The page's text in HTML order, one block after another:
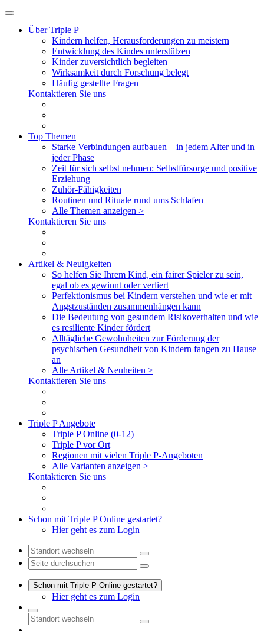
Über Triple P
Kindern helfen, Herausforderungen zu meistern
Entwicklung des Kindes unterstützen
Kinder zuversichtlich begleiten
Wirksamkeit durch Forschung belegt
Häufig gestellte Fragen
Kontaktieren Sie uns
Top Themen
Starke Verbindungen aufbauen – in jedem Alter und in
jeder Phase
Zeit für sich selbst nehmen: Selbstfürsorge und positive
Erziehung
Zuhör-Fähigkeiten
Routinen und Rituale rund ums Schlafen
Alle Themen anzeigen >
Kontaktieren Sie uns
Artikel & Neuigkeiten
So helfen Sie Ihrem Kind, ein fairer Spieler zu sein,
egal ob es gewinnt oder verliert
Perfektionismus bei Kindern verstehen und wie er mit
Angstzuständen zusammenhängen kann
Die Bedeutung von gesundem Risikoverhalten und wie
es resiliente Kinder fördert
Alltägliche Gewohnheiten zur Förderung der
psychischen Gesundheit von Kindern fangen zu Hause
an
Alle Artikel & Neuheiten >
Kontaktieren Sie uns
Triple P Angebote
Triple P Online (0-12)
Triple P vor Ort
Regionen mit vielen Triple P-Angeboten
Alle Varianten anzeigen >
Kontaktieren Sie uns
Schon mit Triple P Online gestartet?
Hier geht es zum Login
Schon mit Triple P Online gestartet?
Hier geht es zum Login